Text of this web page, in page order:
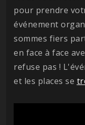
pour prendre
événement
sommes fiers
en face à face
refuse pas !
et les places se